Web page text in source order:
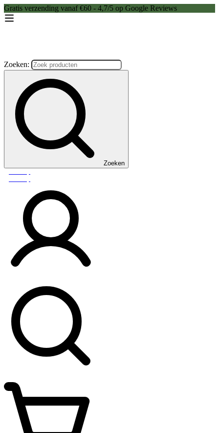
Gratis verzending vanaf €60 - 4,7/5 op Google Reviews
Zoeken:
Zoeken